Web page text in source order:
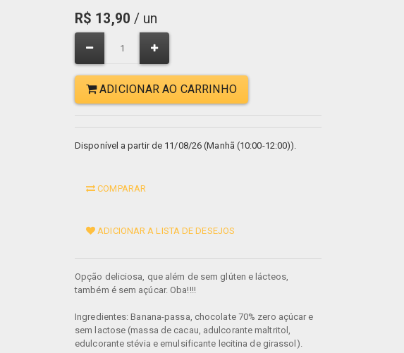
R$ 13,90 / un
ADICIONAR AO CARRINHO
Disponível a partir de 11/08/26 (Manhã (10:00-12:00)).
COMPARAR
ADICIONAR A LISTA DE DESEJOS
Opção deliciosa, que além de sem glúten e lácteos,
também é sem açúcar. Oba!!!!
Ingredientes: Banana-passa, chocolate 70% zero açúcar e
sem lactose (massa de cacau, adulcorante maltritol,
edulcorante stévia e emulsificante lecitina de girassol).